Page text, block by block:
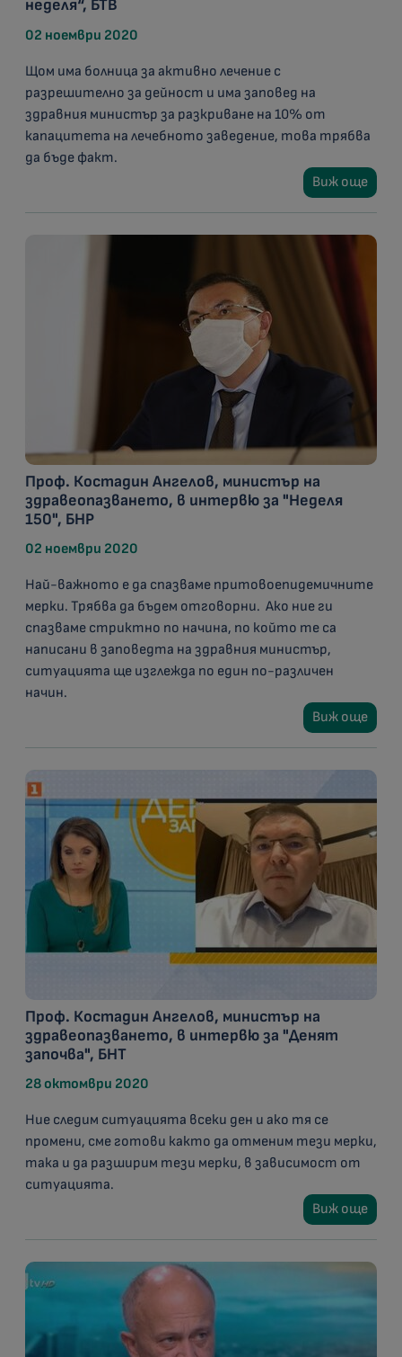
неделя“, БТВ
02 ноември 2020
Щом има болница за активно лечение с
разрешително за дейност и има заповед на
здравния министър за разкриване на 10% от
капацитета на лечебното заведение, това трябва
да бъде факт.
Виж още
Проф. Костадин Ангелов, министър на
здравеопазването, в интервю за "Неделя
150", БНР
02 ноември 2020
Най-важното е да спазваме притовоепидемичните
мерки. Трябва да бъдем отговорни. Ако ние ги
спазваме стриктно по начина, по който те са
написани в заповедта на здравния министър,
ситуацията ще изглежда по един по-различен
начин.
Виж още
Проф. Костадин Ангелов, министър на
здравеопазването, в интервю за "Денят
започва", БНТ
28 октомври 2020
Ние следим ситуацията всеки ден и ако тя се
промени, сме готови както да отменим тези мерки,
така и да разширим тези мерки, в зависимост от
ситуацията.
Виж още